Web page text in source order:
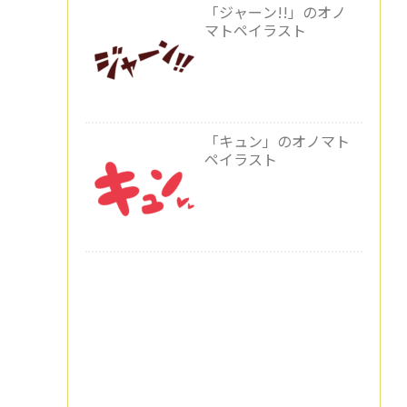
「ジャーン!!」のオノ
マトペイラスト
「キュン」のオノマト
ペイラスト